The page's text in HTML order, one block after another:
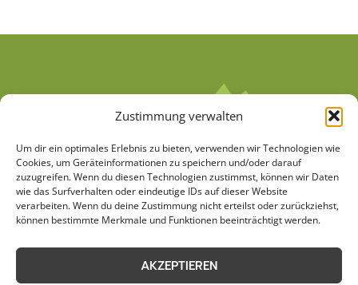
Zustimmung verwalten
Um dir ein optimales Erlebnis zu bieten, verwenden wir Technologien wie
Cookies, um Geräteinformationen zu speichern und/oder darauf
zuzugreifen. Wenn du diesen Technologien zustimmst, können wir Daten
wie das Surfverhalten oder eindeutige IDs auf dieser Website
verarbeiten. Wenn du deine Zustimmung nicht erteilst oder zurückziehst,
können bestimmte Merkmale und Funktionen beeinträchtigt werden.
AKZEPTIEREN
AGB
Datenschutzerklärung
Cookie-Richtlinie (EU)
Kontakt